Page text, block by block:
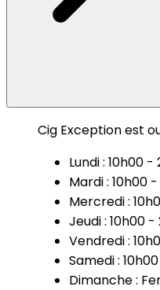
Cig Exception est
Lundi : 10h00 -
Mardi : 10h00
Mercredi :
Jeudi : 10h00
Vendredi :
Samedi :
Dimanche :